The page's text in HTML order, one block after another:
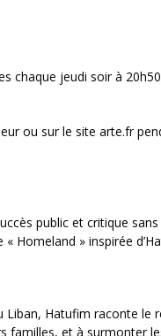
chaque jeudi soir à 20h50
ou sur le site arte.fr
public et critique sans
Homeland » inspirée
Liban, Hatufim raconte le
familles, et à surmonter